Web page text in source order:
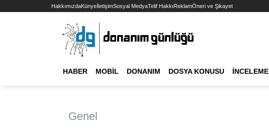
HakkımızdaKünyeİletişimSosyal MedyaTelif HakkıReklamÖneri ve Şikayet
HABER MOBIL DONANIM DOSYA KONUSU İNCELEME
Genel